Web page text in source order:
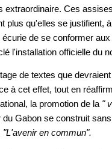
Ces
plus qu'elles se justifient,
de se conformer
l'installation officielle du
de textes que
à cet effet, tout en
la promotion de la "
Gabon se construit
"L'avenir en commun".